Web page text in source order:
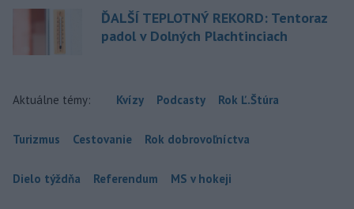
ĎALŠÍ TEPLOTNÝ REKORD: Tentoraz
padol v Dolných Plachtinciach
Aktuálne témy: Kvízy Podcasty Rok Ľ.Štúra
Turizmus Cestovanie Rok dobrovoľníctva
Dielo týždňa Referendum MS v hokeji